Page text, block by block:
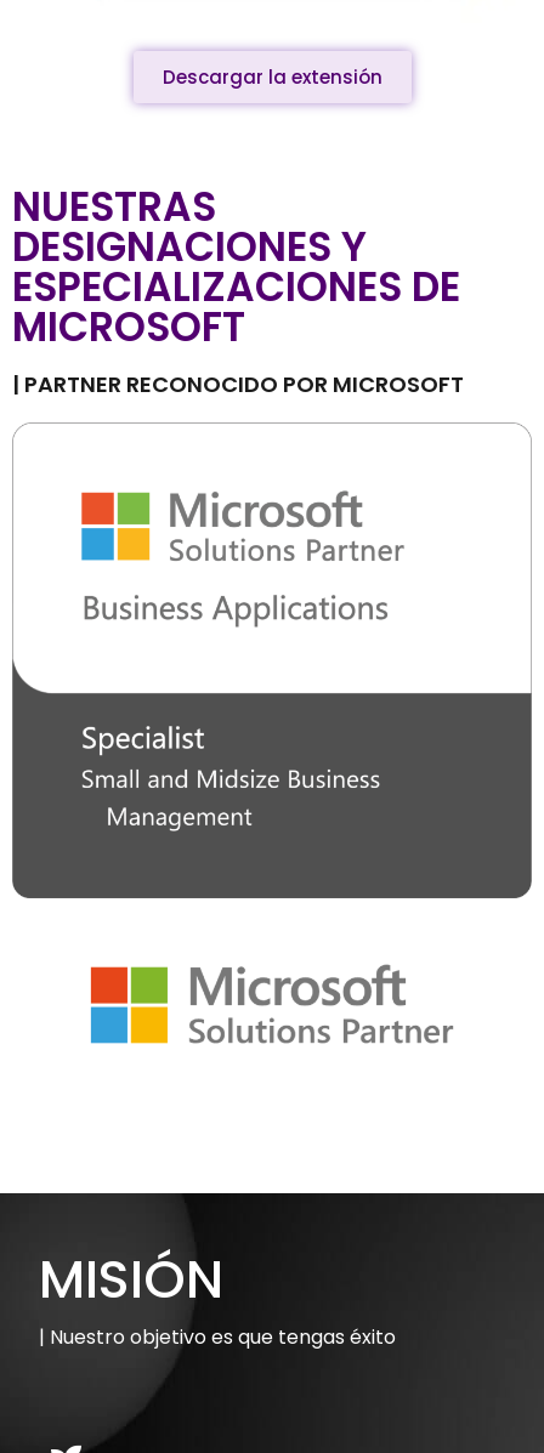
Descargar la extensión
NUESTRAS
DESIGNACIONES Y
ESPECIALIZACIONES DE
MICROSOFT​
| PARTNER RECONOCIDO POR MICROSOFT
MISIÓN
| Nuestro objetivo es que tengas éxito